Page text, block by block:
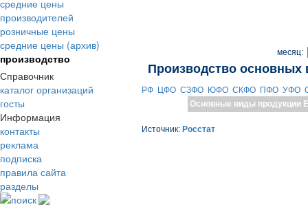
средние цены
производителей
розничные цены
средние цены (архив)
производство
Справочник
каталог организаций
госты
Информация
контакты
реклама
подписка
правила сайта
разделы
поиск
месяц:
Производство основных
РФ ЦФО СЗФО ЮФО СКФО ПФО УФО
Основные виды продукции
Источник: Росстат